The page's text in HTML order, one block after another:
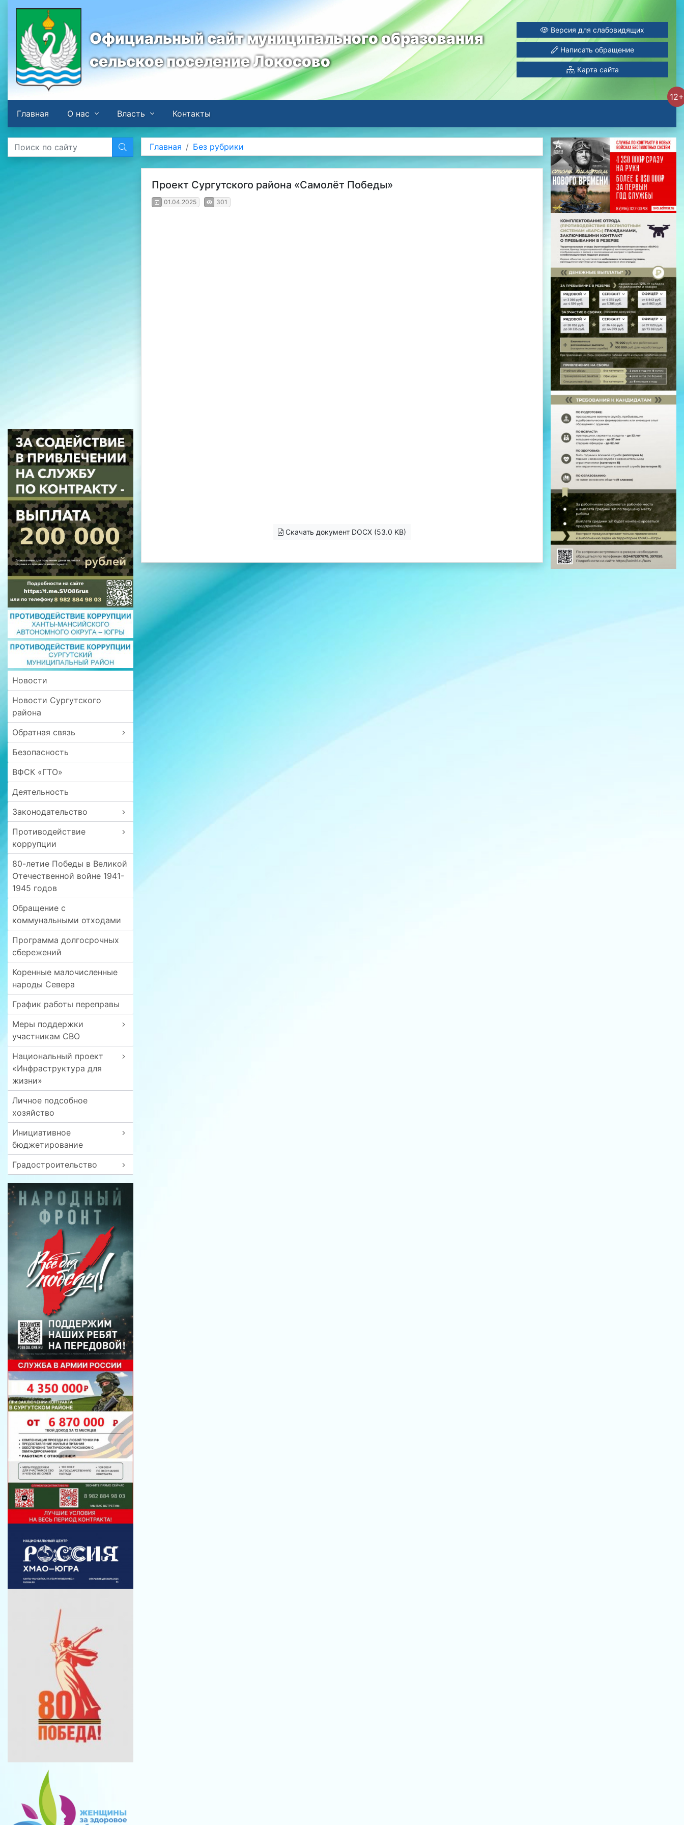
Официальный сайт муниципального образования
сельское поселение Локосово
Версия для слабовидящих
Написать обращение
Карта сайта
12+
Главная
О нас Власть Контакты
Новости
Новости Сургутского
района
Обратная связь
Безопасность
ВФСК «ГТО»
Деятельность
Законодательство
Противодействие
коррупции
80-летие Победы в Великой
Отечественной войне 1941-
1945 годов
Обращение с
коммунальными отходами
Программа долгосрочных
сбережений
Коренные малочисленные
народы Севера
График работы переправы
Меры поддержки
участникам СВО
Национальный проект
«Инфраструктура для
жизни»
Личное подсобное
хозяйство
Инициативное
бюджетирование
Градостроительство
Главная Без рубрики
Проект Сургутского района «Самолёт Победы»
01.04.2025 301
Скачать документ DOCX (53.0 KB)